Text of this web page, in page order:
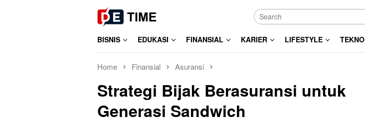
BISNIS EDUKASI FINANSIAL KARIER LIFESTYLE TEKNO
Home Finansial Asuransi
Strategi Bijak Berasuransi untuk
Generasi Sandwich